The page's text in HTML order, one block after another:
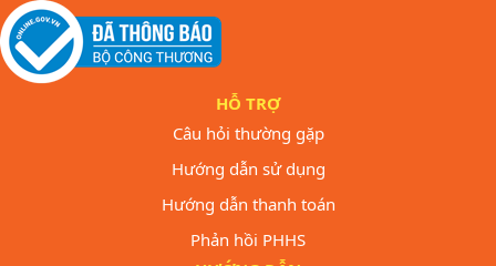
HỖ TRỢ
Câu hỏi thường gặp
Hướng dẫn sử dụng
Hướng dẫn thanh toán
Phản hồi PHHS